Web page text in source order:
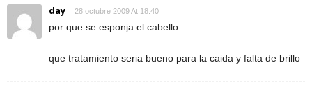
day 28 octubre 2009 At 18:40
por que se esponja el cabello
que tratamiento seria bueno para la caida y falta de brillo